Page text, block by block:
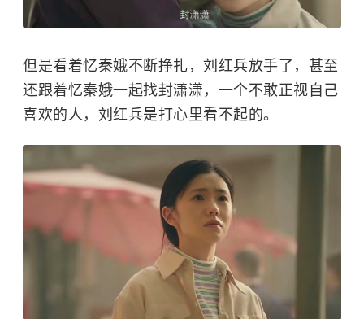
但是看着忆秦娥不断挣扎，刘红兵放手了，甚至
还跟着忆秦娥一起找封潇潇，一个不敢正视自己
喜欢的人，刘红兵是打心里看不起的。